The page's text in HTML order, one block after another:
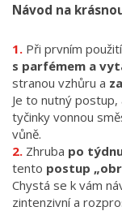
Návod na
Při prvním použití
s parfémem a
stranou vzhůru a
Je to nutný postup,
tyčinky vonnou
vůně.
Zhruba po
tento postup
Chystá se k vám
zintenzivní a